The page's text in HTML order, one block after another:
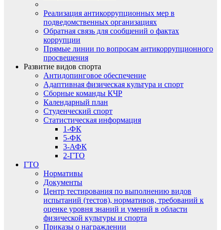
Реализация антикоррупционных мер в
подведомственных организациях
Обратная связь для сообщений о фактах
коррупции
Прямые линии по вопросам антикоррупционного
просвещения
Развитие видов спорта
Антидопинговое обеспечение
Адаптивная физическая культура и спорт
Сборные команды КЧР
Календарный план
Студенческий спорт
Статистическая информация
1-ФК
5-ФК
3-АФК
2-ГТО
ГТО
Нормативы
Документы
Центр тестирования по выполнению видов
испытаний (тестов), нормативов, требований к
оценке уровня знаний и умений в области
физической культуры и спорта
Приказы о награждении